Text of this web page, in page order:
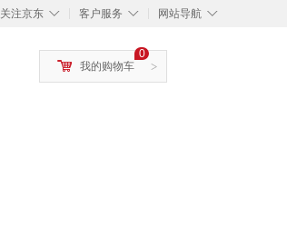
◇
关注京东 ◇
客户服务 ◇
网站导航
>
0
我的购物车